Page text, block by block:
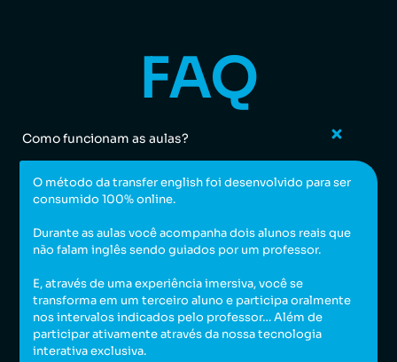
FAQ
Como funcionam as aulas?
O método da transfer english foi desenvolvido para ser
consumido 100% online.
Durante as aulas você acompanha dois alunos reais que
não falam inglês sendo guiados por um professor.
E, através de uma experiência imersiva, você se
transforma em um terceiro aluno e participa oralmente
nos intervalos indicados pelo professor… Além de
participar ativamente através da nossa tecnologia
interativa exclusiva.